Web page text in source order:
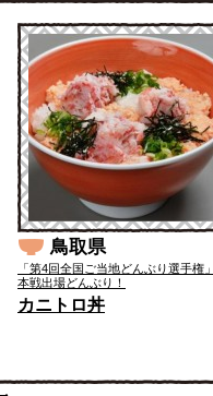
鳥取県
「第4回全国ご当地どんぶり選手権
本戦出場どんぶり！
カニトロ丼